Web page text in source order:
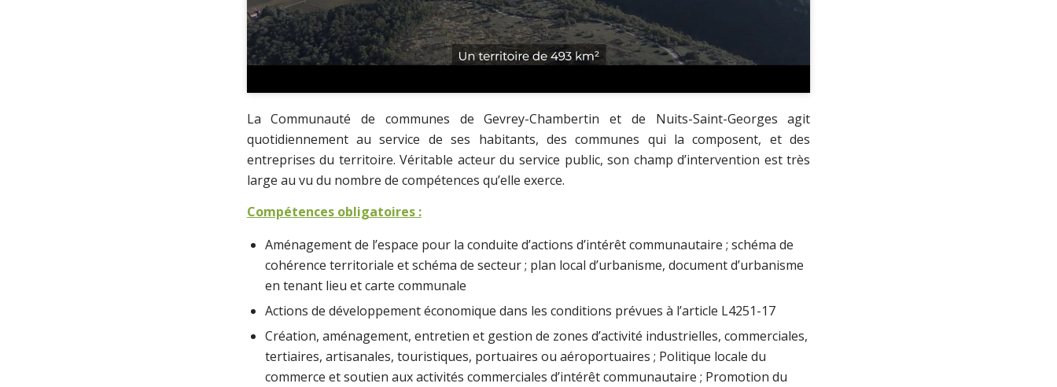
La Communauté de communes de Gevrey-Chambertin et de Nuits-Saint-Georges agit
quotidiennement au service de ses habitants, des communes qui la composent, et des
entreprises du territoire. Véritable acteur du service public, son champ d’intervention est très
large au vu du nombre de compétences qu’elle exerce.
Compétences obligatoires :
Aménagement de l’espace pour la conduite d’actions d’intérêt communautaire ; schéma de
cohérence territoriale et schéma de secteur ; plan local d’urbanisme, document d’urbanisme
en tenant lieu et carte communale
Actions de développement économique dans les conditions prévues à l’article L4251-17
Création, aménagement, entretien et gestion de zones d’activité industrielles, commerciales,
tertiaires, artisanales, touristiques, portuaires ou aéroportuaires ; Politique locale du
commerce et soutien aux activités commerciales d’intérêt communautaire ; Promotion du